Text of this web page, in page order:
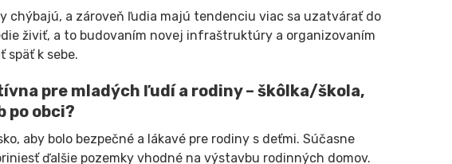
chýbajú, a zároveň ľudia majú tendenciu viac sa uzatvárať do
živiť, a to budovaním novej infraštruktúry a organizovaním
späť k sebe.
pre mladých ľudí a rodiny – škôlka/škola,
po obci?
aby bolo bezpečné a lákavé pre rodiny s deťmi. Súčasne
ďalšie pozemky vhodné na výstavbu rodinných domov.